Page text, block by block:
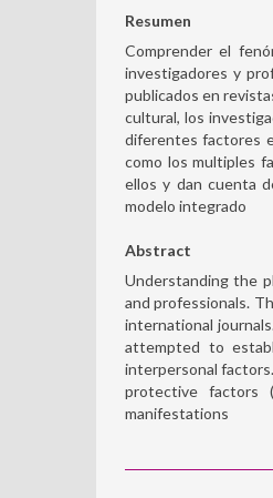
Resumen
Comprender el
investigadores y
publicados en
cultural, los
diferentes factores
como los multiples
ellos y dan cuenta
modelo integrado
Abstract
Understanding the
and professionals.
international
attempted to
interpersonal
protective factors
manifestations